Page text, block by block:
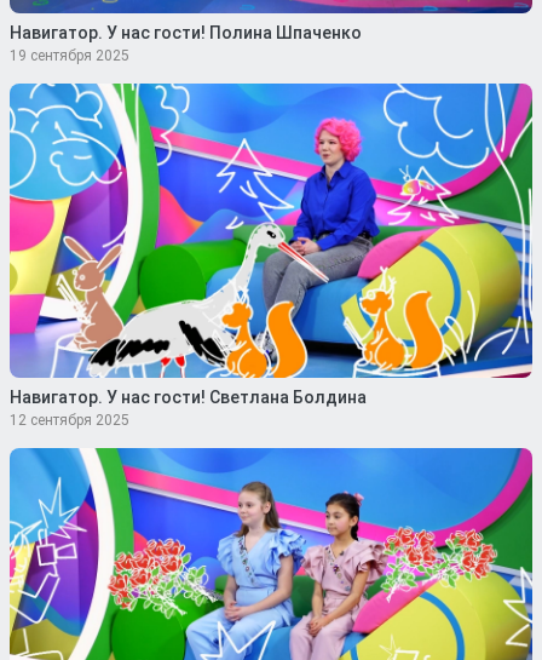
Навигатор. У нас гости! Полина Шпаченко
19 сентября 2025
Навигатор. У нас гости! Светлана Болдина
12 сентября 2025